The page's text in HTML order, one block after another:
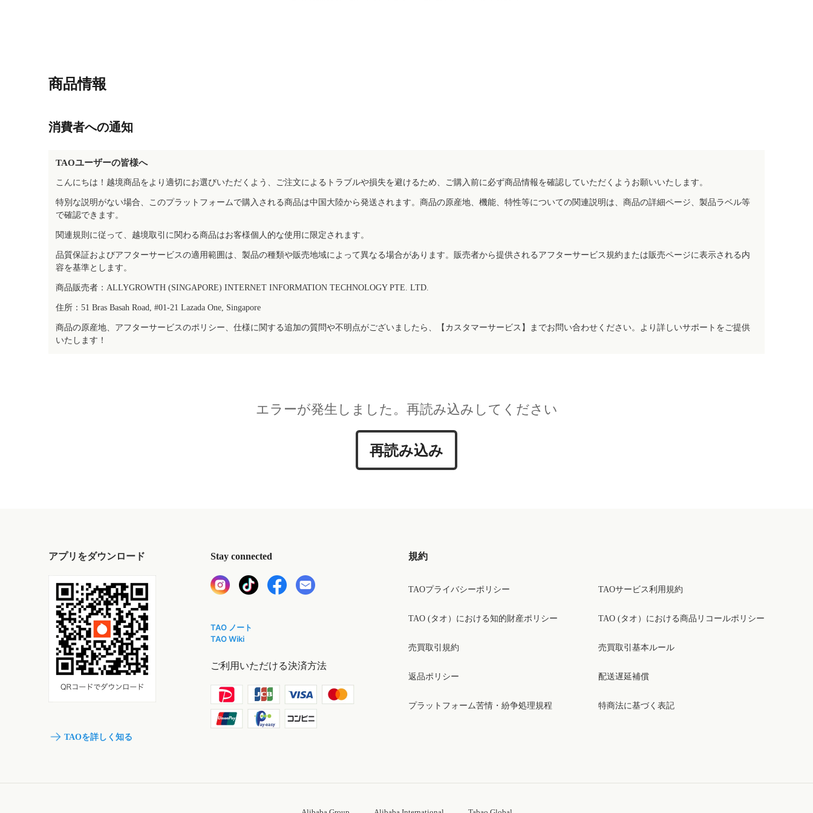
商品情報
消費者への通知
TAOユーザーの皆様へ
こんにちは！越境商品をより適切にお選びいただくよう、ご注文によるトラブルや損失を避けるため、ご購入前に必ず商品情報を確認していただくようお願いいたします。
特別な説明がない場合、このプラットフォームで購入される商品は中国大陸から発送されます。商品の原産地、機能、特性等についての関連説明は、商品の詳細ページ、製品ラベル等
で確認できます。
関連規則に従って、越境取引に関わる商品はお客様個人的な使用に限定されます。
品質保証およびアフターサービスの適用範囲は、製品の種類や販売地域によって異なる場合があります。販売者から提供されるアフターサービス規約または販売ページに表示される内
容を基準とします。
商品販売者：ALLYGROWTH (SINGAPORE) INTERNET INFORMATION TECHNOLOGY PTE. LTD.
住所：51 Bras Basah Road, #01-21 Lazada One, Singapore
商品の原産地、アフターサービスのポリシー、仕様に関する追加の質問や不明点がございましたら、【カスタマーサービス】までお問い合わせください。より詳しいサポートをご提供
いたします！
エラーが発生しました。再読み込みしてください
再読み込み
アプリをダウンロード
TAOを詳しく知る
Stay connected
TAO ノート
TAO Wiki
ご利用いただける決済方法
規約
TAOプライバシーポリシー
TAO (タオ）における知的財産ポリシー
売買取引規約
返品ポリシー
プラットフォーム苦情・紛争処理規程
TAOサービス利用規約
TAO (タオ）における商品リコールポリシー
売買取引基本ルール
配送遅延補償
特商法に基づく表記